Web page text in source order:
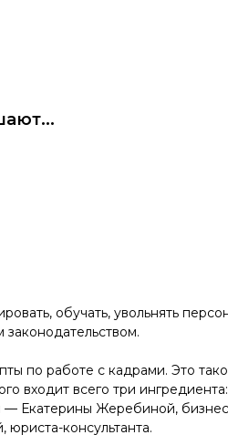
обучать, увольнять
по работе с кадрами. Это
входит всего три ингредиента:
— Екатерины Жеребиной,
юриста-консультанта.